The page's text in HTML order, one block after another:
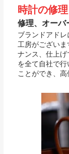
時計の修理
修理、オーバ
ブランドアド
工房がござい
ナンス、仕上
を全て自社で
ことができ、高